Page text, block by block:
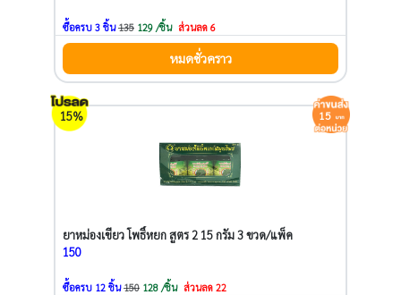
ซื้อครบ 3 ชิ้น135 129 /ชิ้น ส่วนลด 6
หมดชั่วคราว
15% 15
ยาหม่องเขียว โพธิ์หยก สูตร 2 15 กรัม 3 ขวด/แพ็ค
150
ซื้อครบ 12 ชิ้น150 128 /ชิ้น ส่วนลด 22